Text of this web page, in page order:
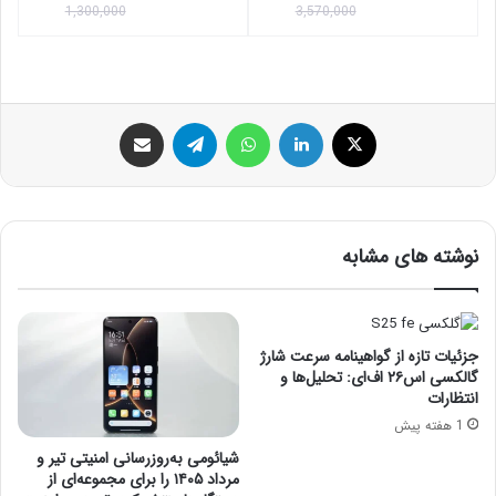
3,570,000
1,300,000
ایکس لینکداین تلگرام
نوشته های مشابه
جزئیات تازه از گواهینامه سرعت شارژ
گالکسی اس۲۶ اف‌ای: تحلیل‌ها و
انتظارات
1 هفته پیش
شیائومی به‌روزرسانی امنیتی تیر و
مرداد ۱۴۰۵ را برای مجموعه‌ای از